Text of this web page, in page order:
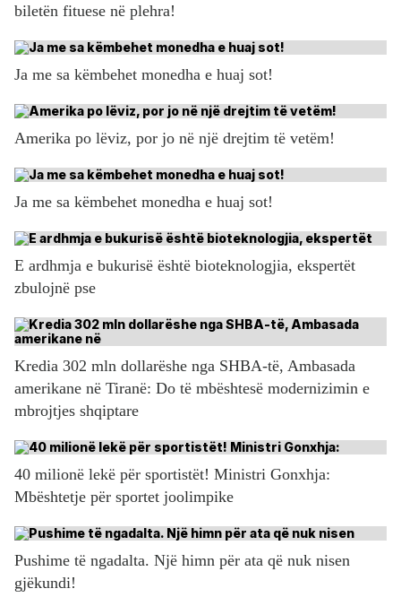
biletën fituese në plehra!
Ja me sa këmbehet monedha e huaj sot!
Amerika po lëviz, por jo në një drejtim të vetëm!
Ja me sa këmbehet monedha e huaj sot!
E ardhmja e bukurisë është bioteknologjia, ekspertët
zbulojnë pse
Kredia 302 mln dollarëshe nga SHBA-të, Ambasada
amerikane në Tiranë: Do të mbështesë modernizimin e
mbrojtjes shqiptare
40 milionë lekë për sportistët! Ministri Gonxhja:
Mbështetje për sportet joolimpike
Pushime të ngadalta. Një himn për ata që nuk nisen
gjëkundi!